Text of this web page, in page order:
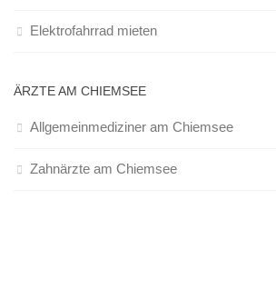
Elektrofahrrad mieten
ÄRZTE AM CHIEMSEE
Allgemeinmediziner am Chiemsee
Zahnärzte am Chiemsee